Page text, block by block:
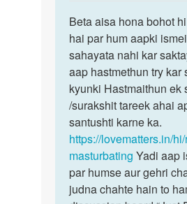
to
mai
20
years
ka
hu
mera
bhi…
by
uraj
Beta
aisa
hona
bohot
hi…
Beta aisa hona bohot
hai par hum aapki
sahayata nahi kar
aap hastmethun try kar
kyunki Hastmaithun ek
/surakshit tareek ahai
santushti karne ka.
https://lovematters.in/
masturbating Yadi aap
par humse aur gehri
judna chahte hain to